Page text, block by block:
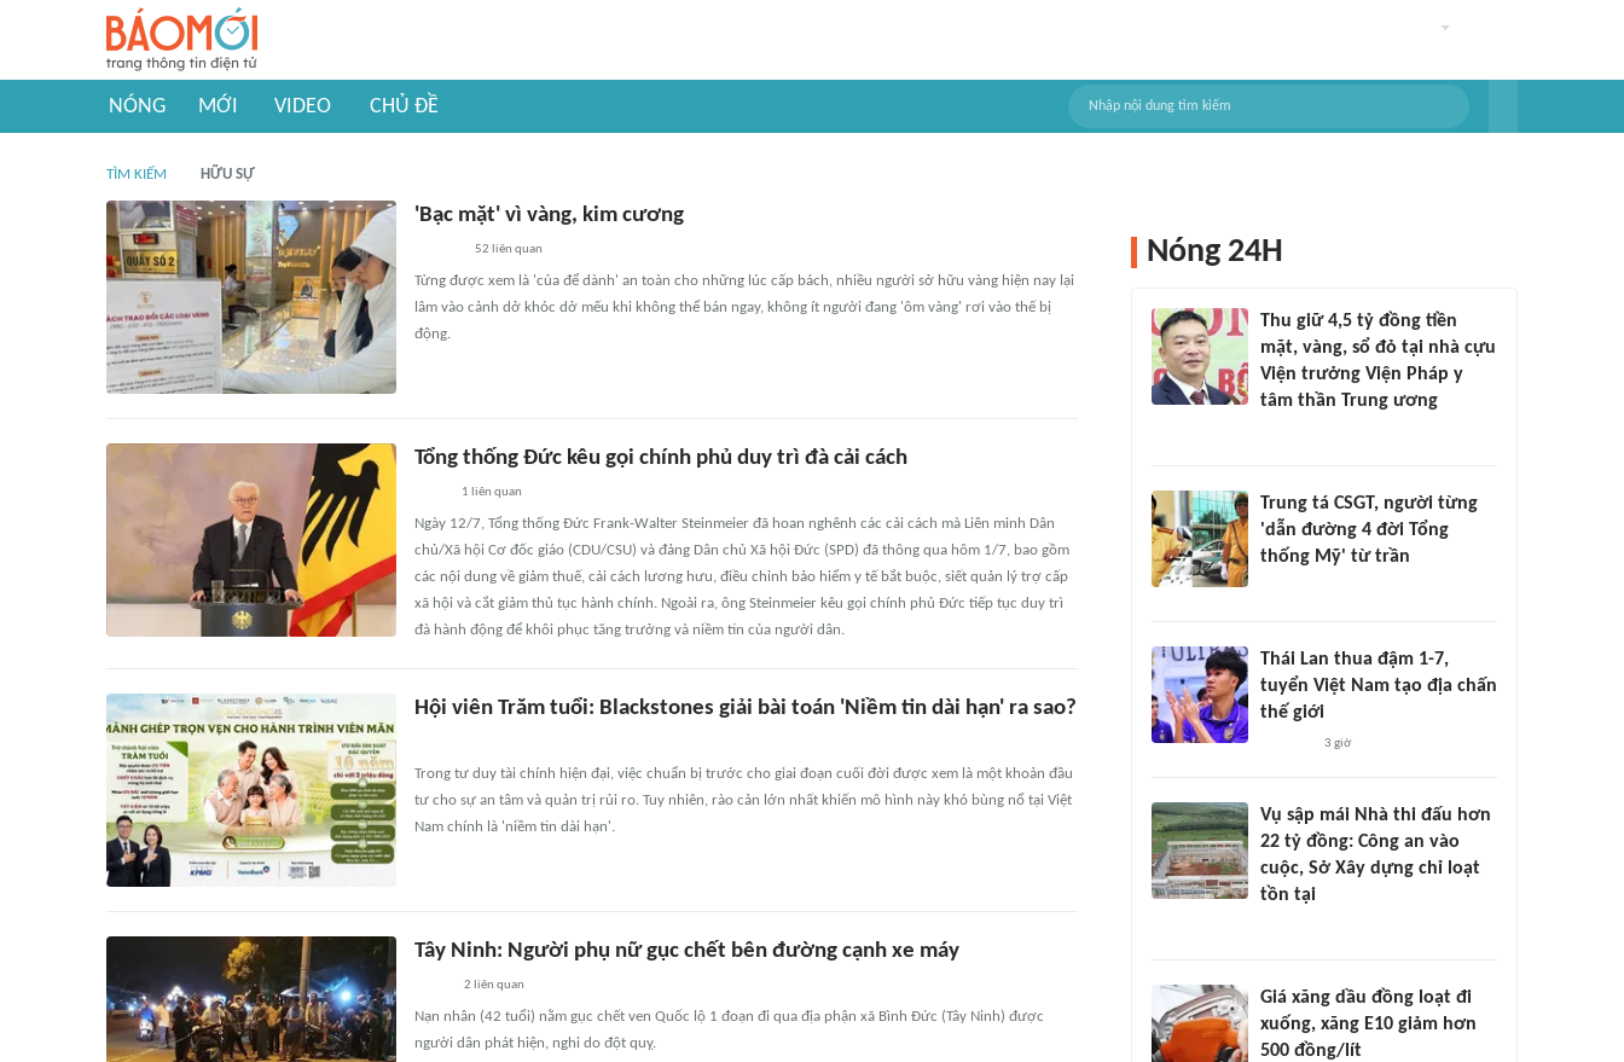
NÓNG MỚI VIDEO CHỦ ĐỀ
TÌM KIẾM HỮU SỰ
'Bạc mặt' vì vàng, kim cương
52 liên quan
Từng được xem là 'của để dành' an toàn cho những lúc cấp bách, nhiều người sở hữu vàng hiện nay lại
lâm vào cảnh dở khóc dở mếu khi không thể bán ngay, không ít người đang 'ôm vàng' rơi vào thế bị
động.
Tổng thống Đức kêu gọi chính phủ duy trì đà cải cách
1 liên quan
Ngày 12/7, Tổng thống Đức Frank-Walter Steinmeier đã hoan nghênh các cải cách mà Liên minh Dân
chủ/Xã hội Cơ đốc giáo (CDU/CSU) và đảng Dân chủ Xã hội Đức (SPD) đã thông qua hôm 1/7, bao gồm
các nội dung về giảm thuế, cải cách lương hưu, điều chỉnh bảo hiểm y tế bắt buộc, siết quản lý trợ cấp
xã hội và cắt giảm thủ tục hành chính. Ngoài ra, ông Steinmeier kêu gọi chính phủ Đức tiếp tục duy trì
đà hành động để khôi phục tăng trưởng và niềm tin của người dân.
Hội viên Trăm tuổi: Blackstones giải bài toán 'Niềm tin dài hạn' ra sao?
Trong tư duy tài chính hiện đại, việc chuẩn bị trước cho giai đoạn cuối đời được xem là một khoản đầu
tư cho sự an tâm và quản trị rủi ro. Tuy nhiên, rào cản lớn nhất khiến mô hình này khó bùng nổ tại Việt
Nam chính là 'niềm tin dài hạn'.
Tây Ninh: Người phụ nữ gục chết bên đường cạnh xe máy
2 liên quan
Nạn nhân (42 tuổi) nằm gục chết ven Quốc lộ 1 đoạn đi qua địa phận xã Bình Đức (Tây Ninh) được
người dân phát hiện, nghi do đột quỵ.
Nóng 24H
Thu giữ 4,5 tỷ đồng tiền
mặt, vàng, sổ đỏ tại nhà cựu
Viện trưởng Viện Pháp y
tâm thần Trung ương
Trung tá CSGT, người từng
'dẫn đường 4 đời Tổng
thống Mỹ' từ trần
Thái Lan thua đậm 1-7,
tuyển Việt Nam tạo địa chấn
thế giới
3 giờ
Vụ sập mái Nhà thi đấu hơn
22 tỷ đồng: Công an vào
cuộc, Sở Xây dựng chỉ loạt
tồn tại
Giá xăng dầu đồng loạt đi
xuống, xăng E10 giảm hơn
500 đồng/lít